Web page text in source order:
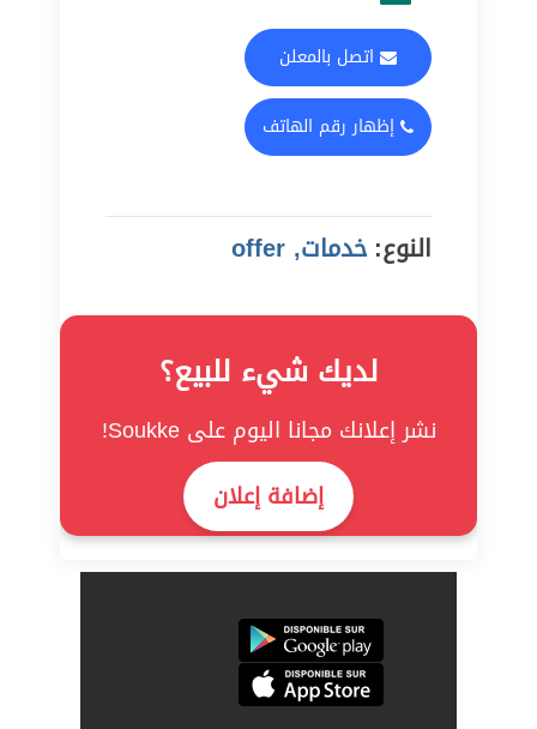
اتصل بالمعلن
إظهار رقم الهاتف
النوع: خدمات, offer
لديك شيء للبيع؟
نشر إعلانك مجانا اليوم على Soukke!
إضافة إعلان